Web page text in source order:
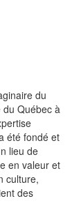
du
du Québec à
été fondé et
lieu de
en valeur et
culture,
des